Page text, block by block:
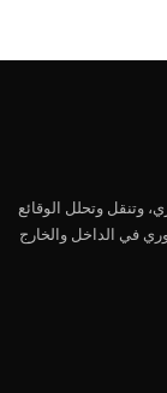
وتنقل وتحلل الوقائع
في الداخل والخارج